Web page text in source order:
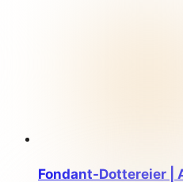
Fondant-Dottereier |